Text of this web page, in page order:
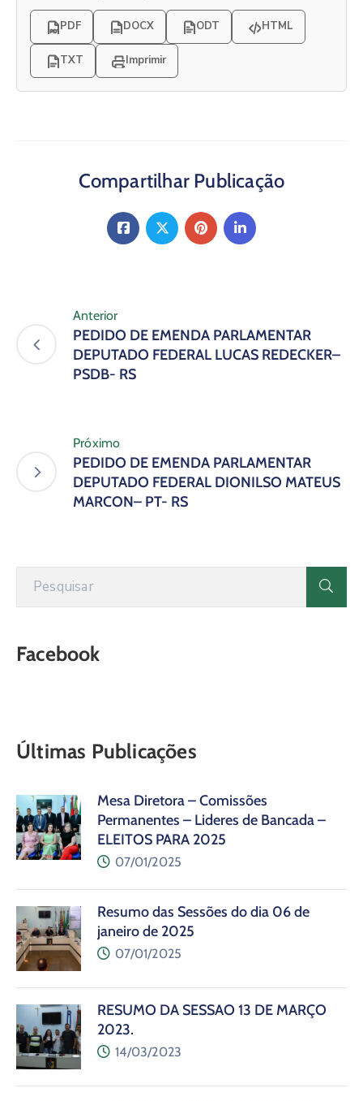
PDF DOCX ODT HTML
TXT Imprimir
Compartilhar Publicação
Anterior
PEDIDO DE EMENDA PARLAMENTAR
DEPUTADO FEDERAL LUCAS REDECKER–
PSDB- RS
Próximo
PEDIDO DE EMENDA PARLAMENTAR
DEPUTADO FEDERAL DIONILSO MATEUS
MARCON– PT- RS
Facebook
Últimas Publicações
Mesa Diretora – Comissões
Permanentes – Lideres de Bancada –
ELEITOS PARA 2025
07/01/2025
Resumo das Sessões do dia 06 de
janeiro de 2025
07/01/2025
RESUMO DA SESSÃO 13 DE MARÇO
2023.
14/03/2023